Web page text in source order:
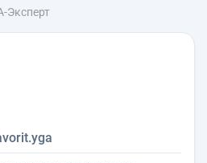
Эксперт